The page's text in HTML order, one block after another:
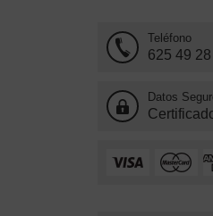
Teléfono
625 49
Datos